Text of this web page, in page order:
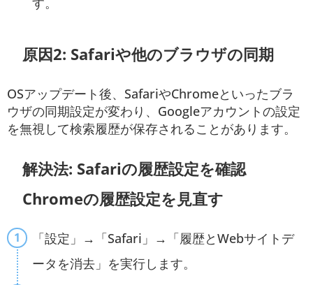
原因2: Safariや他のブラウザの同期
OSアップデート後、SafariやChromeといったブラ
ウザの同期設定が変わり、Googleアカウントの設定
を無視して検索履歴が保存されることがあります。
解決法: Safariの履歴設定を確認
Chromeの履歴設定を見直す
「設定」→「Safari」→「履歴とWebサイトデ
ータを消去」を実行します。